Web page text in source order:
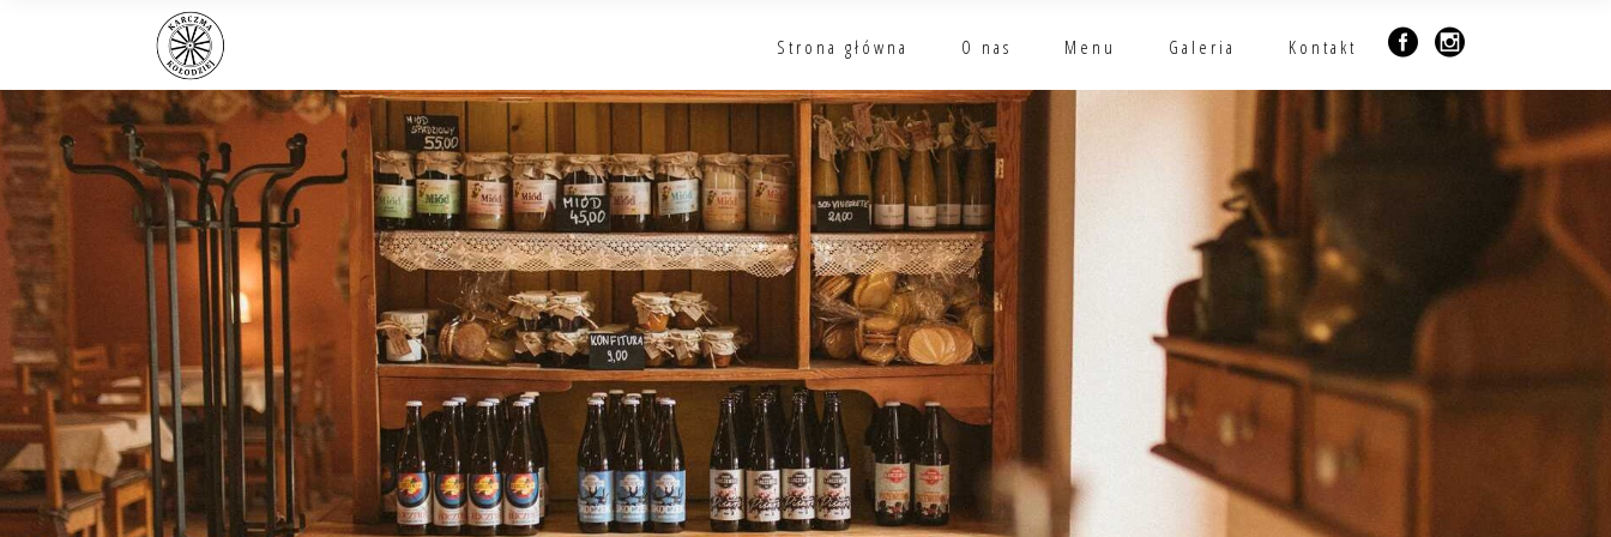
Strona główna O nas Menu Galeria Kontakt